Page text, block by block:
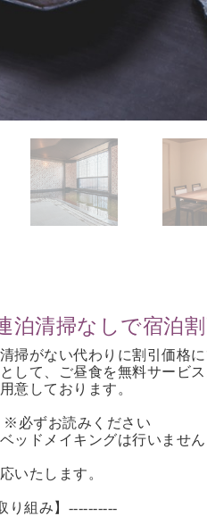
泊清掃なしで宿泊
掃がない代わりに割引価格
して、ご昼食を無料サービ
意しております。
※必ずお読みください
ッドメイキングは行いませ
いたします。
り組み】----------